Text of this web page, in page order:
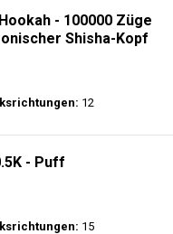
- 100000 Züge
Shisha-Kopf
12
- Puff
15